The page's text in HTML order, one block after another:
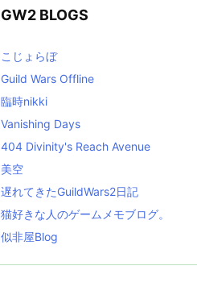
GW2 BLOGS
こじょらぼ
Guild Wars Offline
臨時nikki
Vanishing Days
404 Divinity's Reach Avenue
美空
遅れてきたGuildWars2日記
猫好きな人のゲームメモブログ。
似非屋Blog